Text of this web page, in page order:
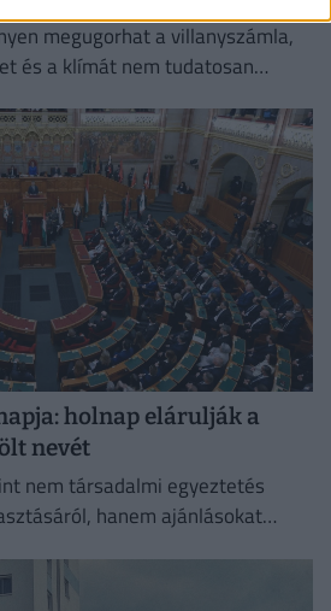
megugorhat a villanyszámla,
és a klímát nem tudatosan
holnap elárulják a
nevét
nem társadalmi egyeztetés
hanem ajánlásokat